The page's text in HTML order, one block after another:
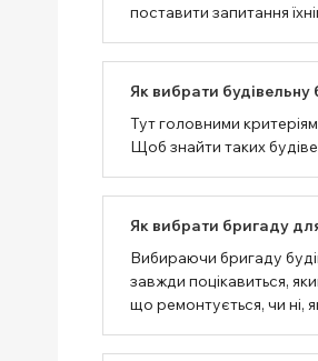
поставити запитання
Як вибрати будівельну
Тут головними
Щоб знайти таких
Як вибрати бригаду
Вибираючи бригаду
завжди поцікавиться,
що ремонтується, чи ні,